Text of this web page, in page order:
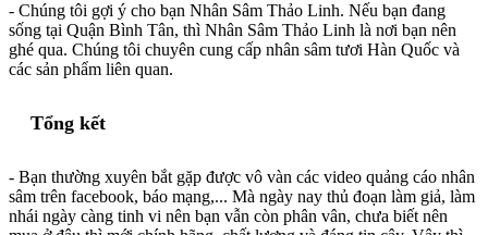
- Chúng tôi gợi ý cho bạn Nhân Sâm Thảo Linh. Nếu bạn đang
sống tại Quận Bình Tân, thì Nhân Sâm Thảo Linh là nơi bạn nên
ghé qua. Chúng tôi chuyên cung cấp nhân sâm tươi Hàn Quốc và
các sản phẩm liên quan.
Tổng kết
- Bạn thường xuyên bắt gặp được vô vàn các video quảng cáo nhân
sâm trên facebook, báo mạng,... Mà ngày nay thủ đoạn làm giả, làm
nhái ngày càng tinh vi nên bạn vẫn còn phân vân, chưa biết nên